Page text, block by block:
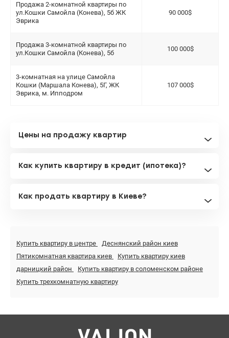
Продажа 2-комнатной квартиры по
ул.Кошки Самойла (Конева), 5б ЖК
Эврика
90 000$
Продажа 3-комнатной квартиры по
ул.Кошки Самойла (Конева), 5б
100 000$
3-комнатная на улице Самойла
Кошки (Маршала Конева), 5Г, ЖК
Эврика, м. Ипподром
107 000$
Цены на продажу квартир
Как купить квартиру в кредит (ипотека)?
Как продать квартиру в Киеве?
Купить квартиру в центре
Деснянский район киев
Пятикомнатная квартира киев
Купить квартиру киев
дарницкий район
Купить квартиру в соломенском районе
Купить трехкомнатную квартиру